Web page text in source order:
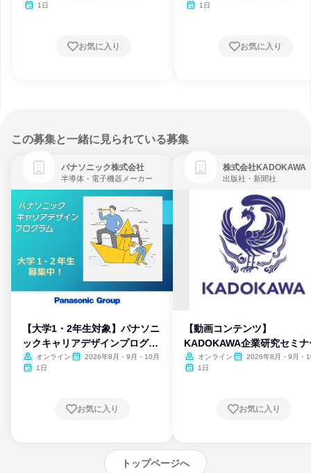
1日
お気に入り
1日
お気に入り
この募集と一緒に見られている募集
パナソニック株式会社
半導体・電子機器メーカー
【大学1・2年生対象】パナソニ
ックキャリアデザインプログラ
ム
オンライン
2026年8月・9月・10月
1日
お気に入り
株式会社KADOKAWA
出版社・新聞社
【動画コンテンツ】
KADOKAWA企業研究セミナ
オンライン
2026年8月・9月・
1日
お気に入り
トップページへ